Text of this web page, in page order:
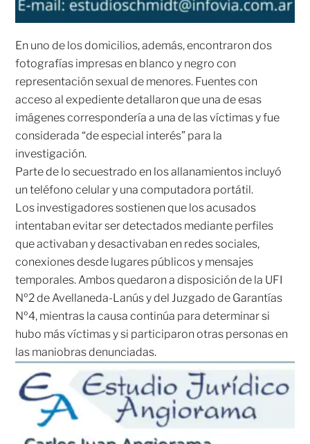
En uno de los domicilios, además, encontraron dos
fotografías impresas en blanco y negro con
representación sexual de menores. Fuentes con
acceso al expediente detallaron que una de esas
imágenes correspondería a una de las víctimas y fue
considerada “de especial interés” para la
investigación.
Parte de lo secuestrado en los allanamientos incluyó
un teléfono celular y una computadora portátil.
Los investigadores sostienen que los acusados
intentaban evitar ser detectados mediante perfiles
que activaban y desactivaban en redes sociales,
conexiones desde lugares públicos y mensajes
temporales. Ambos quedaron a disposición de la UFI
Nº2 de Avellaneda-Lanús y del Juzgado de Garantías
Nº4, mientras la causa continúa para determinar si
hubo más víctimas y si participaron otras personas en
las maniobras denunciadas.